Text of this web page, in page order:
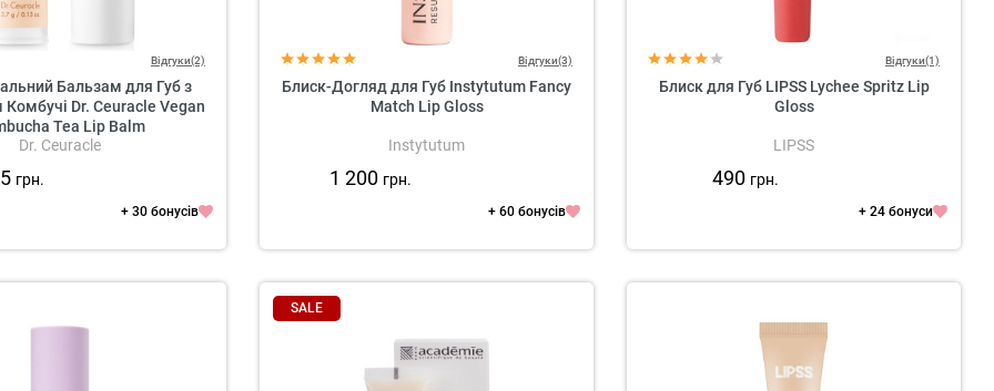
Відгуки(2)
Бальзам для Губ з
Комбучі Dr. Ceuracle Vegan
Tea Lip Balm
Dr. Ceuracle
грн.
+ 30 бонусів
Відгуки(3)
Блиск-Догляд для Губ Instytutum Fancy
Match Lip Gloss
Instytutum
1 200 грн.
+ 60 бонусів
Відгуки(1)
Блиск для Губ LIPSS Lychee Spritz Lip
Gloss
LIPSS
490 грн.
+ 24 бонуси
SALE